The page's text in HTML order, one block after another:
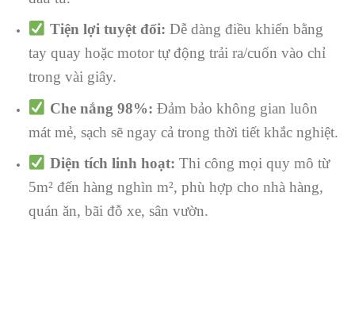
Tiện lợi tuyệt đối: Dễ dàng điều khiển bằng
tay quay hoặc motor tự động trải ra/cuốn vào chỉ
trong vài giây.
Che nắng 98%: Đảm bảo không gian luôn
mát mẻ, sạch sẽ ngay cả trong thời tiết khắc nghiệt.
Diện tích linh hoạt: Thi công mọi quy mô từ
5m² đến hàng nghìn m², phù hợp cho nhà hàng,
quán ăn, bãi đỗ xe, sân vườn.